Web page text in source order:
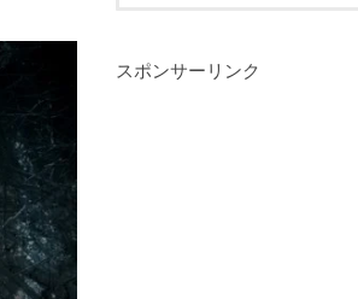
スポンサーリンク